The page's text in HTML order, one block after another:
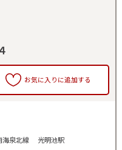
お気に入りに追加する
海泉北線 光明池駅